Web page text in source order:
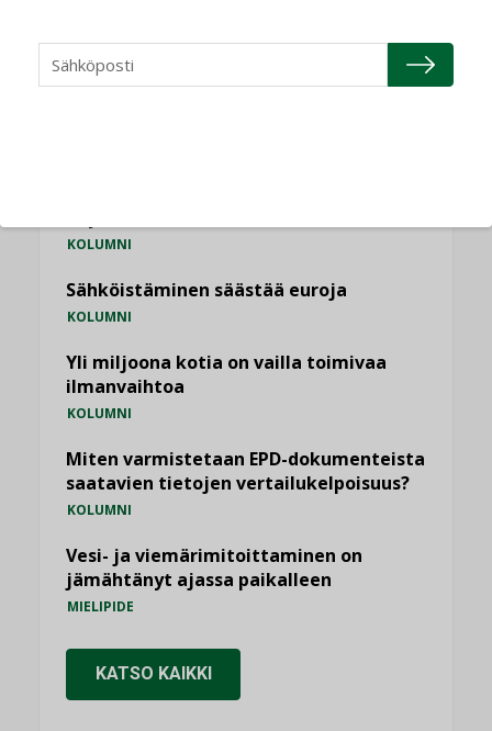
KOLUMNI
Sähköistäminen säästää euroja
KOLUMNI
Yli miljoona kotia on vailla toimivaa
ilmanvaihtoa
KOLUMNI
Miten varmistetaan EPD-dokumenteista
saatavien tietojen vertailukelpoisuus?
KOLUMNI
Vesi- ja viemärimitoittaminen on
jämähtänyt ajassa paikalleen
MIELIPIDE
KATSO KAIKKI